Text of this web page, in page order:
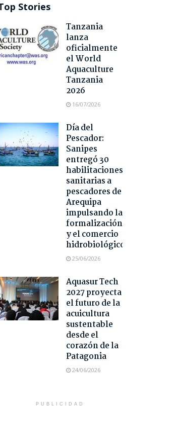
Stories
Tanzania
lanza
oficialmente
el World
Aquaculture
Tanzania
2026
16/07/2026
Día del
Pescador:
Sanipes
entregó 30
habilitaciones
sanitarias a
pescadores de
Arequipa
impulsando la
formalización
y el comercio
hidrobiológico
25/06/2026
Aquasur Tech
2027 proyecta
el futuro de la
acuicultura
sustentable
desde el
corazón de la
Patagonia
24/06/2026
PUBLICIDAD